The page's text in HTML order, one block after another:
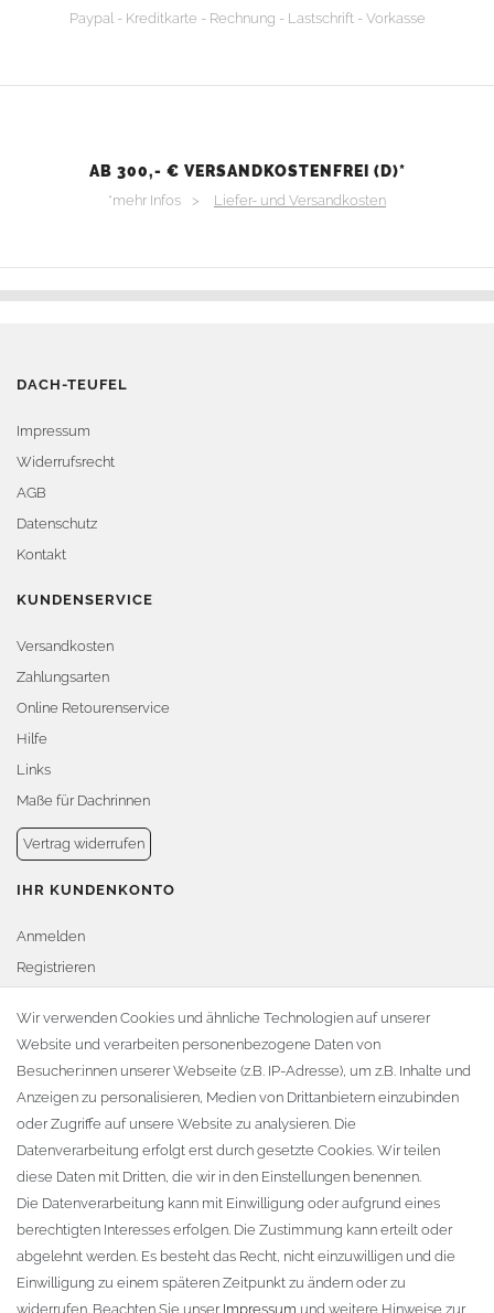
Paypal - Kreditkarte - Rechnung - Lastschrift - Vorkasse
AB 300,- € VERSANDKOSTENFREI (D)*
*mehr Infos > Liefer- und Versandkosten
DACH-TEUFEL
Impressum
Widerrufsrecht
AGB
Datenschutz
Kontakt
KUNDENSERVICE
Versandkosten
Zahlungsarten
Online Retourenservice
Hilfe
Links
Maße für Dachrinnen
Vertrag widerrufen
IHR KUNDENKONTO
Anmelden
Registrieren
Warenkorb
Zur Kasse
KONTAKT
Fa. Steffen Jost
Söbrigener Weg 50
D-01796 Pirna
Telefon:+49 (0)3501 507295
info@dach-teufel.de
Wir verwenden Cookies und ähnliche Technologien auf unserer
Website und verarbeiten personenbezogene Daten von
Besucher:innen unserer Webseite (z.B. IP-Adresse), um z.B. Inhalte und
Anzeigen zu personalisieren, Medien von Drittanbietern einzubinden
oder Zugriffe auf unsere Website zu analysieren. Die
Datenverarbeitung erfolgt erst durch gesetzte Cookies. Wir teilen
diese Daten mit Dritten, die wir in den Einstellungen benennen.
Die Datenverarbeitung kann mit Einwilligung oder aufgrund eines
berechtigten Interesses erfolgen. Die Zustimmung kann erteilt oder
abgelehnt werden. Es besteht das Recht, nicht einzuwilligen und die
Einwilligung zu einem späteren Zeitpunkt zu ändern oder zu
widerrufen. Beachten Sie unser Impressum und weitere Hinweise zur